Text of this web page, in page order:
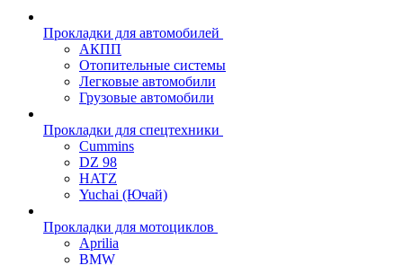
Прокладки для автомобилей
АКПП
Отопительные системы
Легковые автомобили
Грузовые автомобили
Прокладки для спецтехники
Cummins
DZ 98
HATZ
Yuchai (Ючай)
Прокладки для мотоциклов
Aprilia
BMW